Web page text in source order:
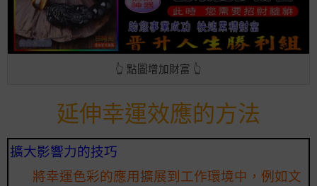
👆 點圖增加財富 👆
延伸幸運效應的方法
擴大影響力的技巧
將幸運色彩的應用擴展到工作環境中，例如文